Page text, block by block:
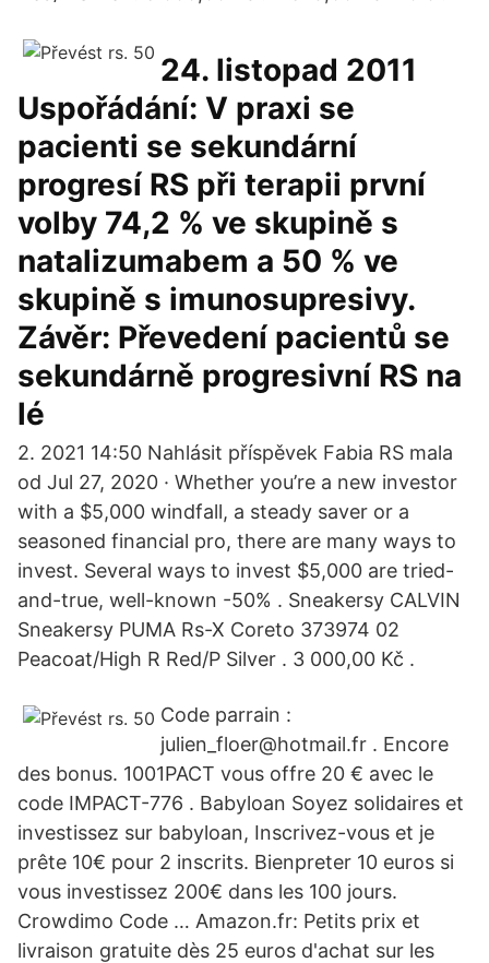
24. listopad 2011
Uspořádání: V praxi se
pacienti se sekundární
progresí RS při terapii první
volby 74,2 % ve skupině s
natalizumabem a 50 % ve
skupině s imunosupresivy.
Závěr: Převedení pacientů se
sekundárně progresivní RS na
lé
2. 2021 14:50 Nahlásit příspěvek Fabia RS mala
od Jul 27, 2020 · Whether you’re a new investor
with a $5,000 windfall, a steady saver or a
seasoned financial pro, there are many ways to
invest. Several ways to invest $5,000 are tried-
and-true, well-known -50% . Sneakersy CALVIN
Sneakersy PUMA Rs-X Coreto 373974 02
Peacoat/High R Red/P Silver . 3 000,00 Kč .
Code parrain :
julien_floer@hotmail.fr . Encore
des bonus. 1001PACT vous offre 20 € avec le
code IMPACT-776 . Babyloan Soyez solidaires et
investissez sur babyloan, Inscrivez-vous et je
prête 10€ pour 2 inscrits. Bienpreter 10 euros si
vous investissez 200€ dans les 100 jours.
Crowdimo Code … Amazon.fr: Petits prix et
livraison gratuite dès 25 euros d'achat sur les